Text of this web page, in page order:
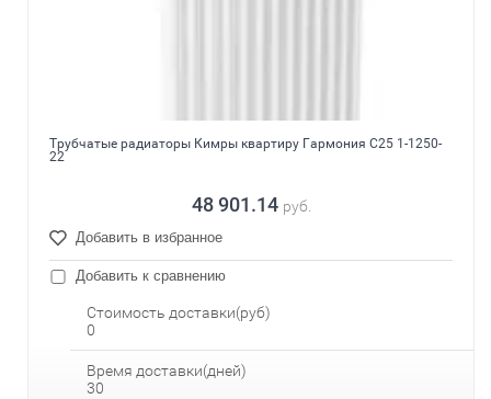
Трубчатые радиаторы Кимры квартиру Гармония С25 1-1250-
22
48 901.14 руб.
Добавить в избранное
Добавить к сравнению
Стоимость доставки(руб)
0
Время доставки(дней)
30